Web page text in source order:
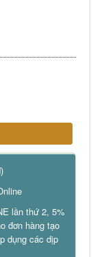
lần thứ 2, 5%
đơn hàng tạo
dụng các dịp